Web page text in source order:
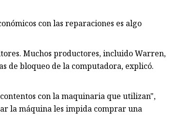
con las reparaciones es algo
Muchos productores, incluido Warren,
de bloqueo de la computadora, explicó.
con la maquinaria que utilizan",
la máquina les impida comprar una